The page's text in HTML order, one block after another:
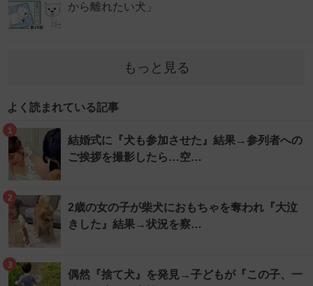
から離れたい犬」
もっと見る
よく読まれている記事
1
結婚式に『犬も参加させた』結果→参列者への
ご挨拶を撮影したら…空…
2
2歳の女の子が柴犬におもちゃを奪われ『大泣
きした』結果→状況を察…
3
偶然『捨て犬』を発見→子どもが『この子、一